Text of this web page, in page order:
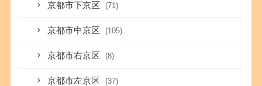
京都市下京区 (71)
京都市中京区 (105)
京都市右京区 (8)
京都市左京区 (37)